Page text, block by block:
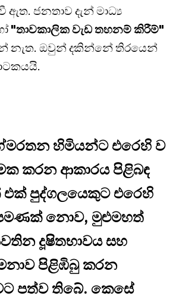
ඇත. ජනතාව දැන් මාධ්‍ය
"තාවකාලික වැඩ තහනම් කිරීම්"
නැත. ඔවුන් දකින්නේ තිරයෙන්
හිමියන්ට එරෙහි ව
කරන ආකාරය පිළිබඳ
එක් පුද්ගලයෙකුට එරෙහි
නොව, මුළුමහත්
දූෂිතභාවය සහ
පිළිඹිබු කරන
පත්ව තිබේ. කෙසේ